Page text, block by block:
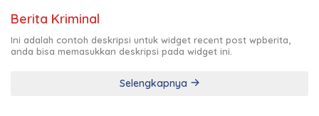
Berita Kriminal
Ini adalah contoh deskripsi untuk widget recent post wpberita,
anda bisa memasukkan deskripsi pada widget ini.
Selengkapnya